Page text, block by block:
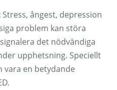
Stress, ångest, depression
problem kan störa
det nödvändiga
upphetsning. Speciellt
vara en betydande